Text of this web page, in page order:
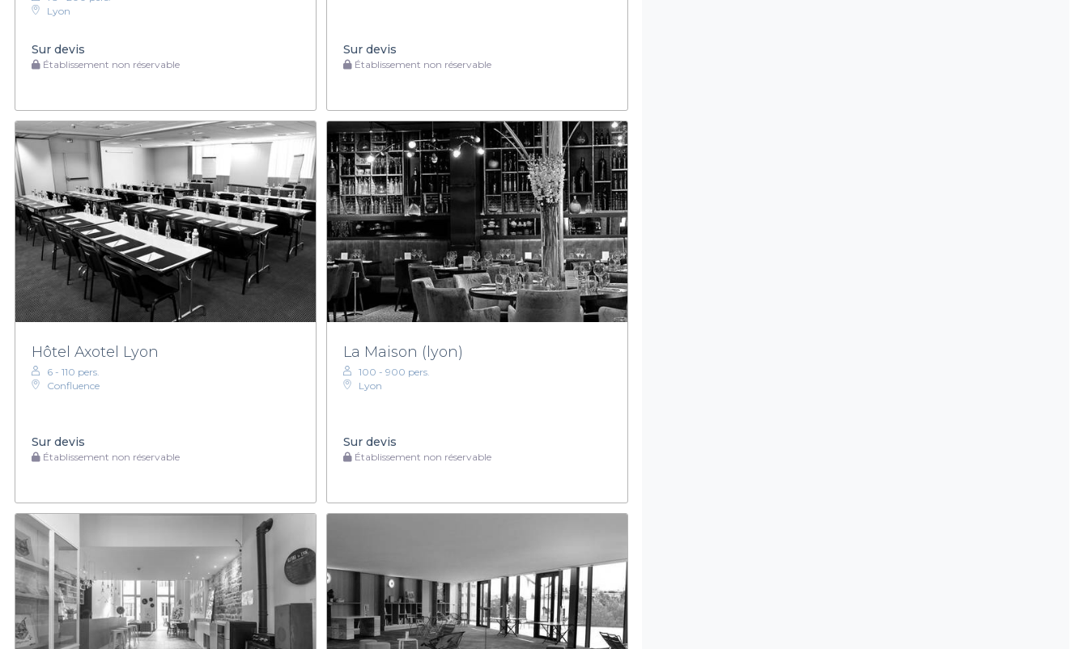
Lyon
Sur devis
Établissement non réservable
Sur devis
Établissement non réservable
Hôtel Axotel Lyon
6 - 110 pers.
Confluence
Sur devis
Établissement non réservable
La Maison (lyon)
100 - 900 pers.
Lyon
Sur devis
Établissement non réservable